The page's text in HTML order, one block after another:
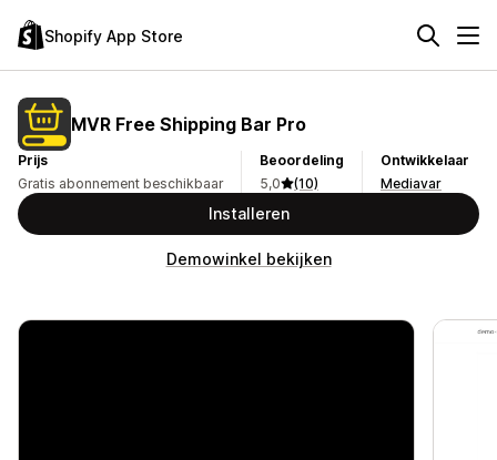
Shopify App Store
MVR Free Shipping Bar Pro
Prijs
Gratis abonnement beschikbaar
Beoordeling
5,0
(10)
Ontwikkelaar
Mediavar
Installeren
Demowinkel bekijken